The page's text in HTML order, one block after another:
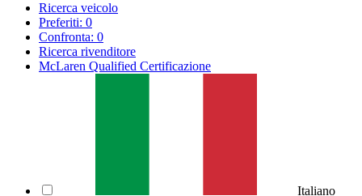
Ricerca veicolo
Preferiti: 0
Confronta: 0
Ricerca rivenditore
McLaren Qualified Certificazione
Italiano